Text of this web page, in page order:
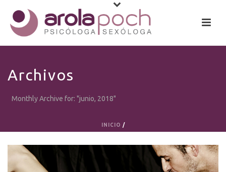
Archivos
Monthly Archive for: "junio, 2018"
INICIO /